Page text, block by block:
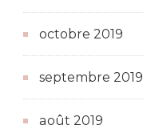
octobre 2019
septembre 2019
août 2019